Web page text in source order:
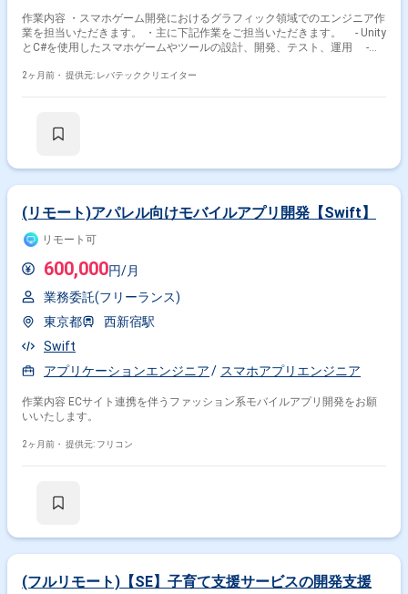
作業内容 ・スマホゲーム開発におけるグラフィック領域でのエンジニア作
業を担当いただきます。 ・主に下記作業をご担当いただきます。 - Unity
とC#を使用したスマホゲームやツールの設計、開発、テスト、運用 -
ト、運用 - DCCツールやPhotoshopなどのUnity以外のクリエイターが使
改善検討、調整等
2ヶ月前・ 提供元: レバテッククリエイター
(リモート)アパレル向けモバイルアプリ開発【Swift】
リモート可
600,000円/月
業務委託(フリーランス)
東京都
西新宿駅
Swift
アプリケーションエンジニア
スマホアプリエンジニア
作業内容 ECサイト連携を伴うファッション系モバイルアプリ開発をお願
いいたします。
2ヶ月前・ 提供元: フリコン
(フルリモート)【SE】子育て支援サービスの開発支援